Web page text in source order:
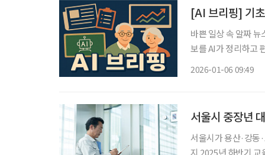
[AI 브리핑] 기
바쁜 일상 속 알짜
보를 AI가 정리하고 편집국 기자
2026-01-06 09:49
서울시 중장년
서울시가 용산·강동
지 2025년 하반기 교육생 총 1836명을